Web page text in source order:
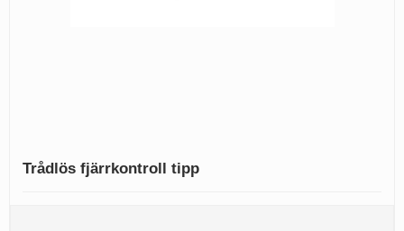
Trådlös fjärrkontroll tipp